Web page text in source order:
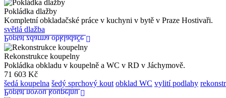
Pokládka dlažby
Kompletní obkladačské práce v kuchyni v bytě v Praze Hostivaři.
světlá dlažba
Poptat zdarma obkladače
Rekonstrukce koupelny
Pokládka obkladu v koupelně a WC v RD v Jáchymově.
71 603 Kč
šedá koupelna šedý sprchový kout obklad WC vylití podlahy
Poptat novou koupelnu